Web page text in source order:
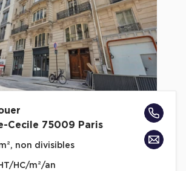
Cecile 75009 Paris
non divisibles
HC/m²/an